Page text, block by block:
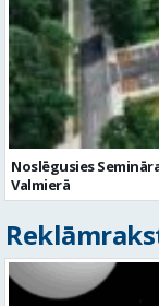
Noslēgusies
Valmierā